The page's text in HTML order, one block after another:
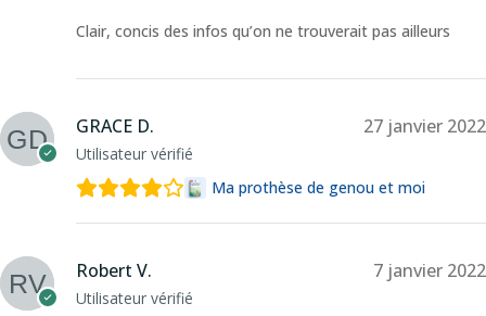
Clair, concis des infos qu’on ne trouverait pas ailleurs
GRACE D.
Utilisateur vérifié
27 janvier 2022
Ma prothèse de genou et moi
Robert V.
Utilisateur vérifié
7 janvier 2022